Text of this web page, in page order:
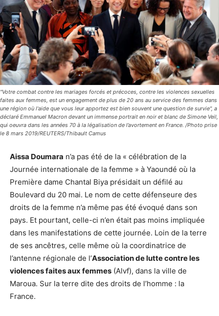
"Votre combat contre les mariages forcés et précoces, contre les violences sexuelles
faites aux femmes, est un engagement de plus de 20 ans au service des femmes dans
une région où l'aide que vous leur apportez est bien souvent une question de survie", a
déclaré Emmanuel Macron devant un immense portrait en noir et blanc de Simone Veil,
qui oeuvra dans les années 70 à la légalisation de l’avortement en France. /Photo prise
le 8 mars 2019/REUTERS/Thibault Camus
Aissa Doumara n’a pas été de la « célébration de la
Journée internationale de la femme » à Yaoundé où la
Première dame Chantal Biya présidait un défilé au
Boulevard du 20 mai. Le nom de cette défenseure des
droits de la femme n’a même pas été évoqué dans son
pays. Et pourtant, celle-ci n’en était pas moins impliquée
dans les manifestations de cette journée. Loin de la terre
de ses ancêtres, celle même où la coordinatrice de
l’antenne régionale de l’Association de lutte contre les
violences faites aux femmes (Alvf), dans la ville de
Maroua. Sur la terre dite des droits de l’homme : la
France.